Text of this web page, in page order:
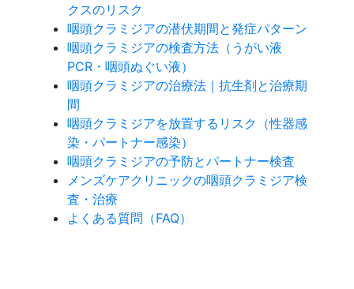
クスのリスク
咽頭クラミジアの潜伏期間と発症パターン
咽頭クラミジアの検査方法（うがい液
PCR・咽頭ぬぐい液）
咽頭クラミジアの治療法｜抗生剤と治療期
間
咽頭クラミジアを放置するリスク（性器感
染・パートナー感染）
咽頭クラミジアの予防とパートナー検査
メンズケアクリニックの咽頭クラミジア検
査・治療
よくある質問（FAQ）